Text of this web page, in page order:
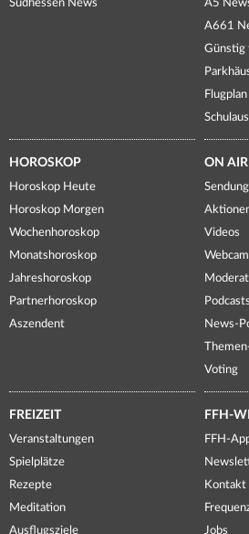
Südhessen News
A5
A661
Günstig
HOROSKOP
Horoskop Heute
Horoskop Morgen
Wochenhoroskop
Monatshoroskop
Jahreshoroskop
Partnerhoroskop
Aszendent
ON AIR
Videos
Podcasts
News-
Voting
FREIZEIT
Veranstaltungen
Spielplätze
Rezepte
Meditation
Ausflugsziele
FFH-
FFH-
Kontakt
Jobs